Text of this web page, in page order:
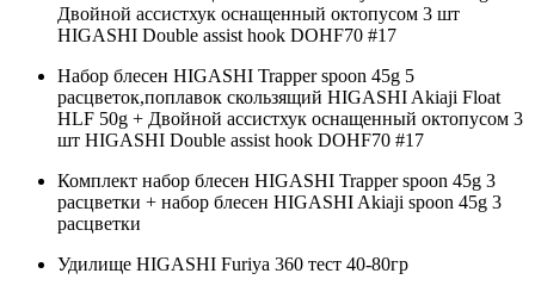
Двойной ассистхук оснащенный октопусом 3 шт
HIGASHI Double assist hook DOHF70 #17
Набор блесен HIGASHI Trapper spoon 45g 5
расцветок,поплавок скользящий HIGASHI Akiaji Float
HLF 50g + Двойной ассистхук оснащенный октопусом 3
шт HIGASHI Double assist hook DOHF70 #17
Комплект набор блесен HIGASHI Trapper spoon 45g 3
расцветки + набор блесен HIGASHI Akiaji spoon 45g 3
расцветки
Удилище HIGASHI Furiya 360 тест 40-80гр